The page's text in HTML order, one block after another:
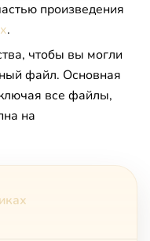
произведения
.
чтобы вы могли
файл. Основная
все файлы,
на